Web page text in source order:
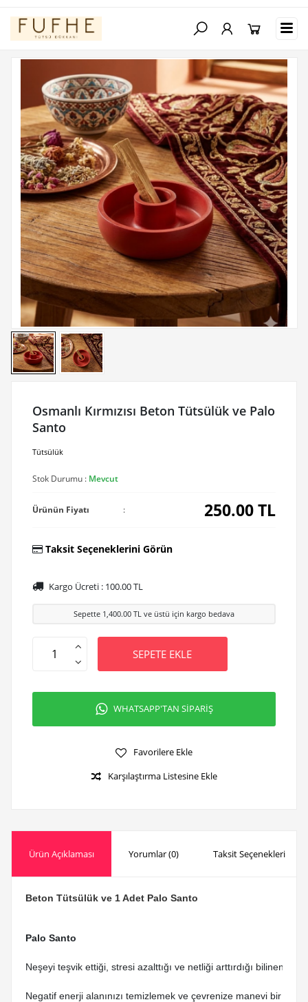
Osmanlı Kırmızısı Beton Tütsülük ve Palo
Santo
Tütsülük
Stok Durumu : Mevcut
Ürünün Fiyatı : 250.00TL
Taksit Seçeneklerini Görün
Kargo Ücreti : 100.00TL
Sepette 1,400.00 TL ve üstü için kargo bedava
SEPETE EKLE
WHATSAPP'TAN SİPARİŞ
Favorilere Ekle
Karşılaştırma Listesine Ekle
Ürün Açıklaması Yorumlar (0) Taksit Seçenekleri
Beton Tütsülük ve 1 Adet Palo Santo
Palo Santo
Neşeyi teşvik ettiği, stresi azalttığı ve netliği arttırdığı bilinen
Negatif enerji alanınızı temizlemek ve çevrenize manevi bir